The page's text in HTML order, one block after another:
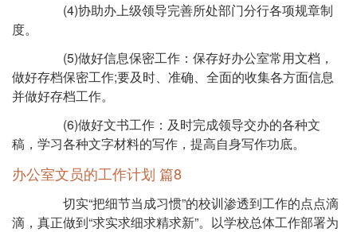
(4)协助办上级领导完善所处部门分行各项规章制
度。
(5)做好信息保密工作：保存好办公室常用文档，
做好存档保密工作;要及时、准确、全面的收集各方面信息
并做好存档工作。
(6)做好文书工作：及时完成领导交办的各种文
稿，学习各种文字材料的写作，提高自身写作功底。
办公室文员的工作计划 篇8
切实“把细节当成习惯”的校训渗透到工作的点点滴
滴，真正做到“求实求细求精求新”。以学校总体工作部署为